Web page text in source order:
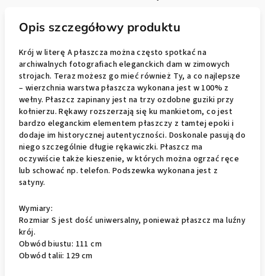
Opis szczegółowy produktu
Krój w literę A płaszcza można często spotkać na
archiwalnych fotografiach eleganckich dam w zimowych
strojach. Teraz możesz go mieć również Ty, a co najlepsze
– wierzchnia warstwa płaszcza wykonana jest w 100% z
wełny. Płaszcz zapinany jest na trzy ozdobne guziki przy
kołnierzu. Rękawy rozszerzają się ku mankietom, co jest
bardzo eleganckim elementem płaszczy z tamtej epoki i
dodaje im historycznej autentyczności. Doskonale pasują do
niego szczególnie długie rękawiczki. Płaszcz ma
oczywiście także kieszenie, w których można ogrzać ręce
lub schować np. telefon. Podszewka wykonana jest z
satyny.
Wymiary:
Rozmiar S jest dość uniwersalny, ponieważ płaszcz ma luźny
krój.
Obwód biustu: 111 cm
Obwód talii: 129 cm